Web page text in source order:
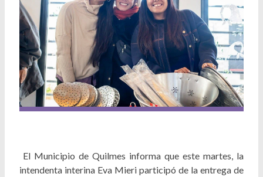
Internacionales
El Municipio de Quilmes informa que este martes, la
intendenta interina Eva Mieri participó de la entrega de